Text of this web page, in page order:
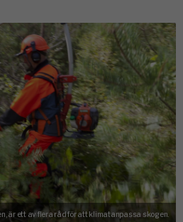
är ett av flera råd för att klimatanpassa skogen.